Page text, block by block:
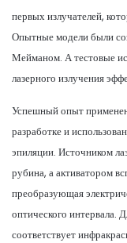
первых излучателей,
Опытные модели были
Мейманом. А тестовые
лазерного излучения
Успешный опыт
разработке и
эпиляции. Источником
рубина, а активатором
преобразующая
оптического интервала.
соответствует